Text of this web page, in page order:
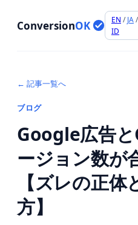
ConversionOK EN /JA/
ID
← 記事一覧へ
ブログ
Google広告
ージョン数が
【ズレの正
方】